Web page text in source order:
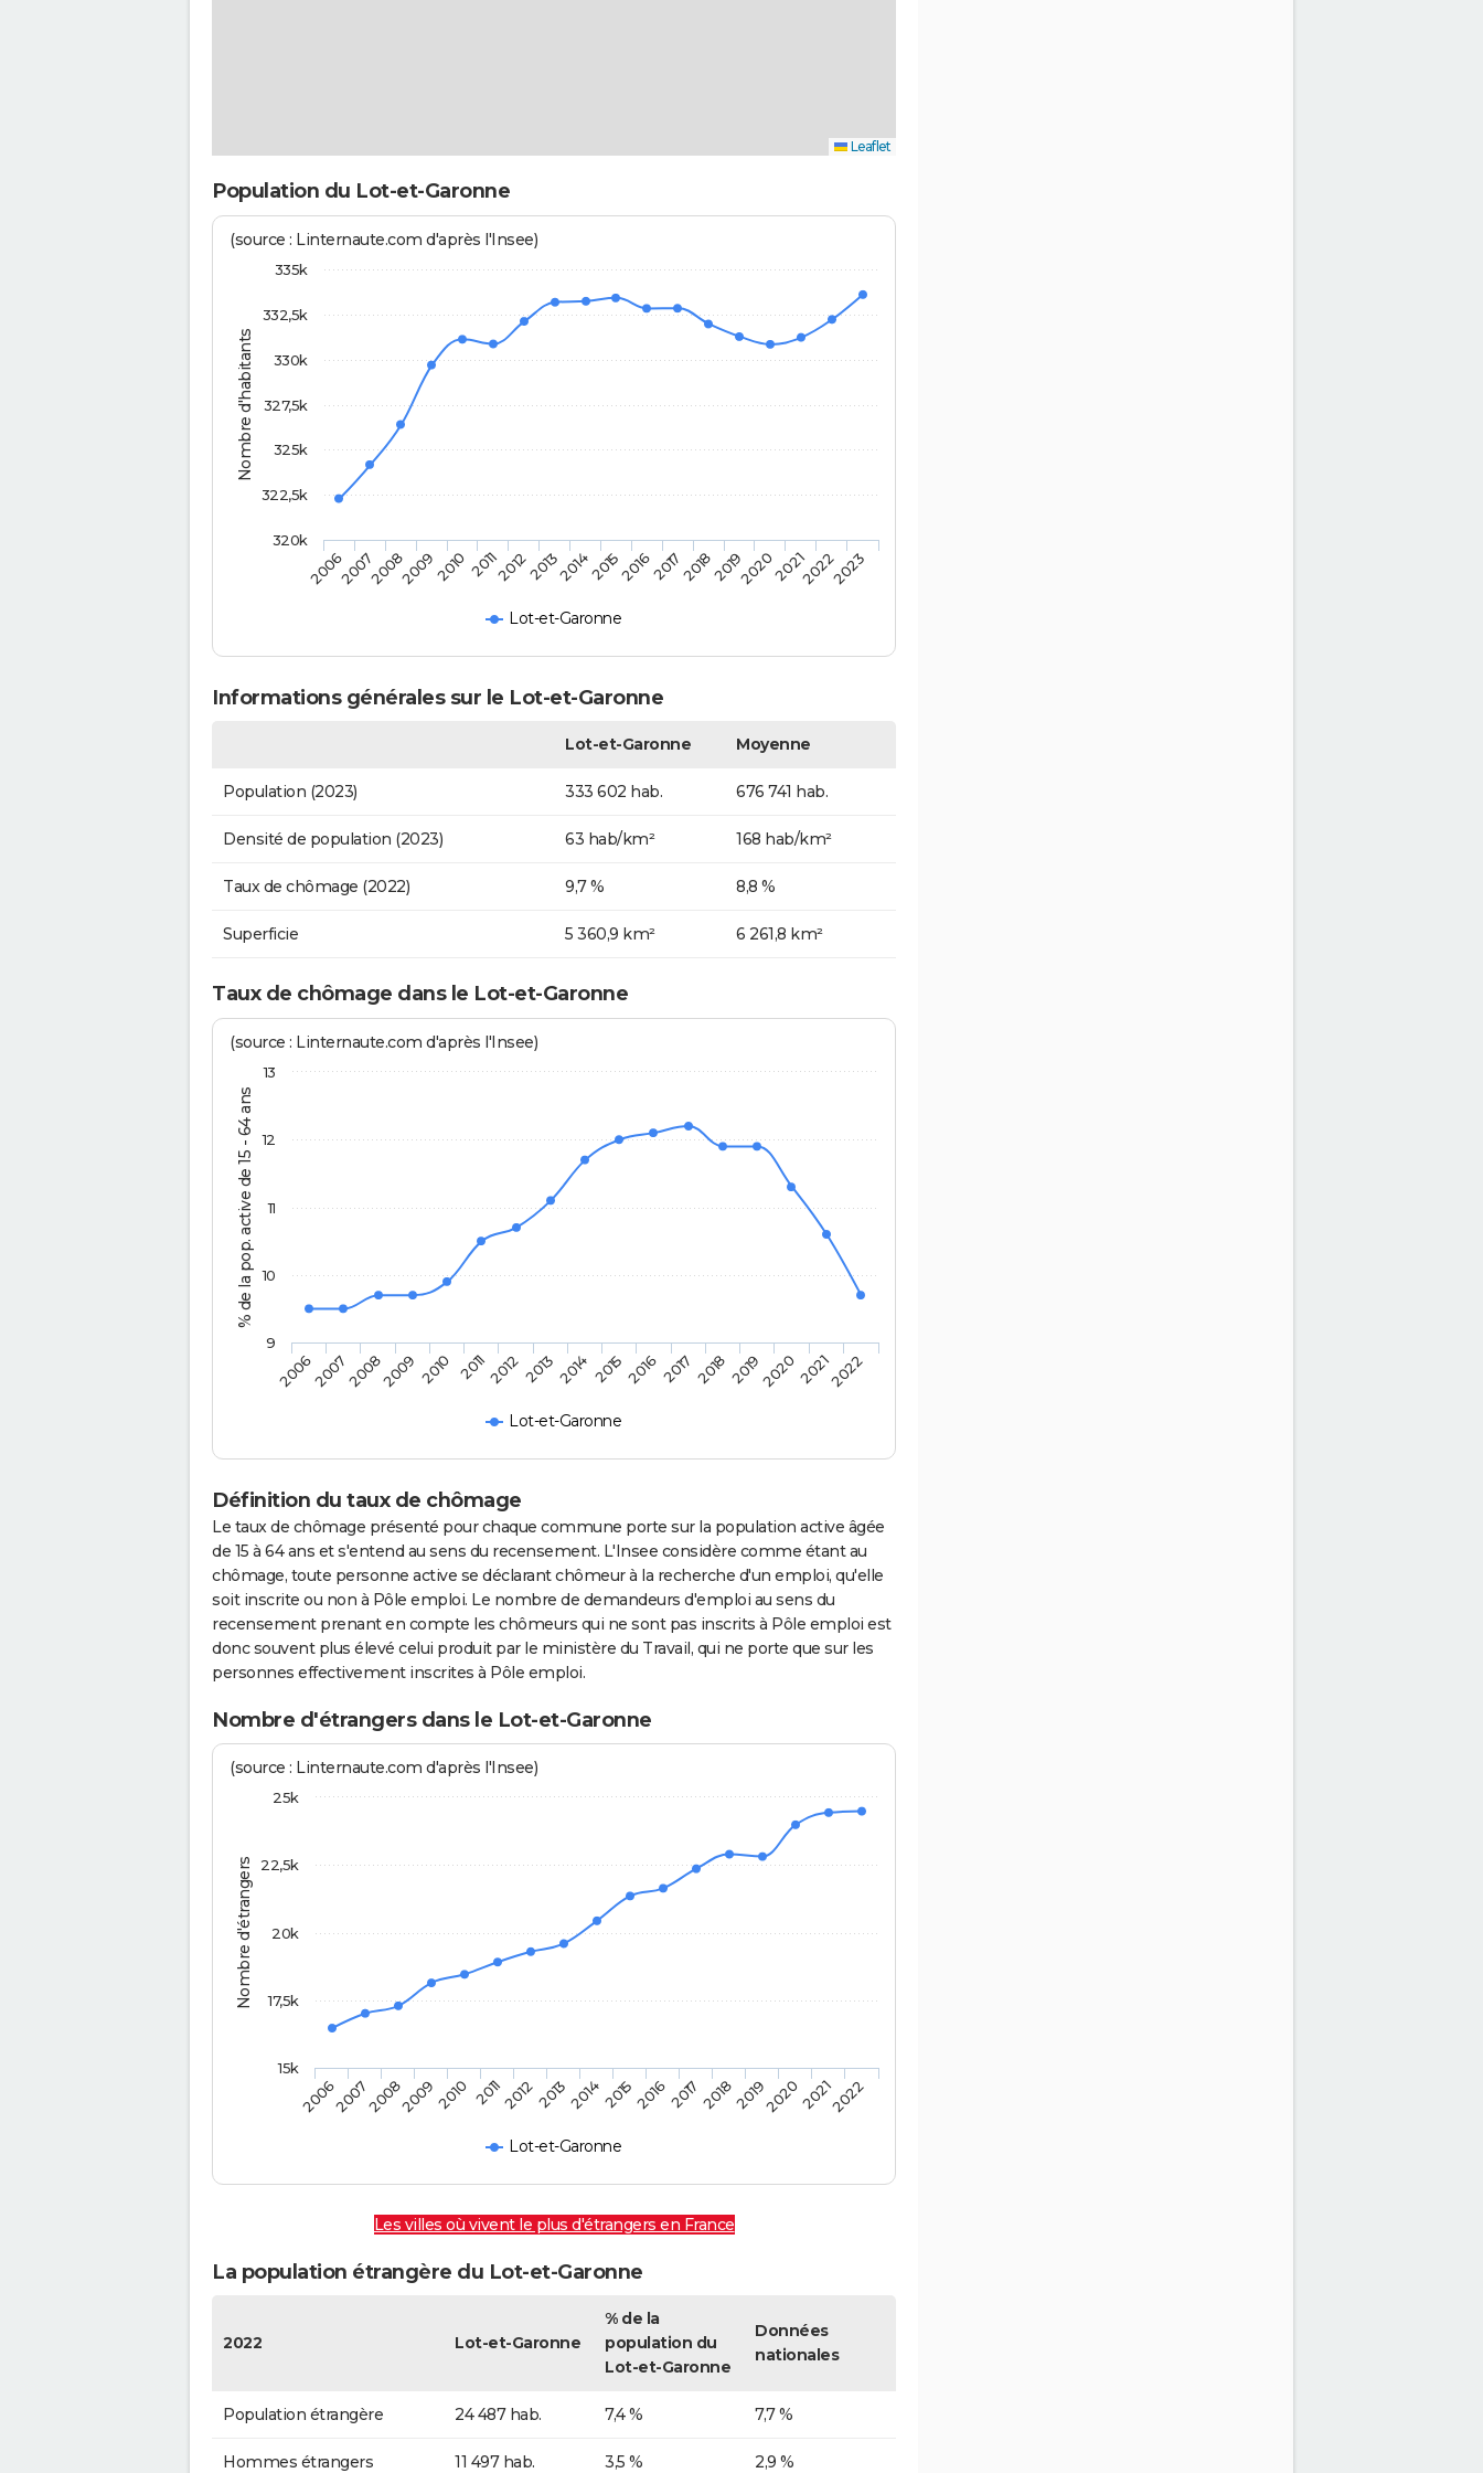
Leaflet
Population du Lot-et-Garonne
Nombre d'habitants
(source : Linternaute.com d'après l'Insee)
Lot-et-Garonne
20062007200820092010 2011201220132014201520162017201820192020202120222023
320k
322,5k
325k
327,5k
330k
332,5k
335k
Informations générales sur le Lot-et-Garonne
Lot-et-Garonne Moyenne
Population (2023) 333 602 hab. 676 741 hab.
Densité de population (2023) 63 hab/km² 168 hab/km²
Taux de chômage (2022) 9,7 % 8,8 %
Superficie 5 360,9 km² 6 261,8 km²
Taux de chômage dans le Lot-et-Garonne
% de la pop. active de 15 - 64 ans
(source : Linternaute.com d'après l'Insee)
Lot-et-Garonne
2006200720082009 2010 2011201220132014 201520162017 20182019202020212022
9
10
11
12
13
Définition du taux de chômage
Le taux de chômage présenté pour chaque commune porte sur la population active âgée
de 15 à 64 ans et s'entend au sens du recensement. L'Insee considère comme étant au
chômage, toute personne active se déclarant chômeur à la recherche d'un emploi, qu'elle
soit inscrite ou non à Pôle emploi. Le nombre de demandeurs d'emploi au sens du
recensement prenant en compte les chômeurs qui ne sont pas inscrits à Pôle emploi est
donc souvent plus élevé celui produit par le ministère du Travail, qui ne porte que sur les
personnes effectivement inscrites à Pôle emploi.
Nombre d'étrangers dans le Lot-et-Garonne
Nombre d'étrangers
(source : Linternaute.com d'après l'Insee)
Lot-et-Garonne
20062007200820092010 201120122013201420152016201720182019202020212022
15k
17,5k
20k
22,5k
25k
Les villes où vivent le plus d'étrangers en France
La population étrangère du Lot-et-Garonne
2022 Lot-et-Garonne
% de la
population du
Lot-et-Garonne
Données
nationales
Population étrangère 24 487 hab. 7,4 % 7,7 %
Hommes étrangers 11 497 hab. 3,5 % 2,9 %